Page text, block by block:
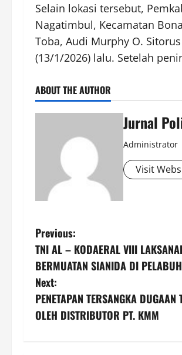
Selain lokasi tersebut,
Nagatimbul, Kecamatan
Toba, Audi Murphy O.
(13/1/2026) lalu. Setelah
ABOUT THE AUTHOR
Jurnal
Administrator
Visit
P
o
s
t
Previous:
TNI AL – KODAERAL VIII
BERMUATAN SIANIDA DI
Next:
PENETAPAN TERSANGKA
OLEH DISTRIBUTOR PT. KMM